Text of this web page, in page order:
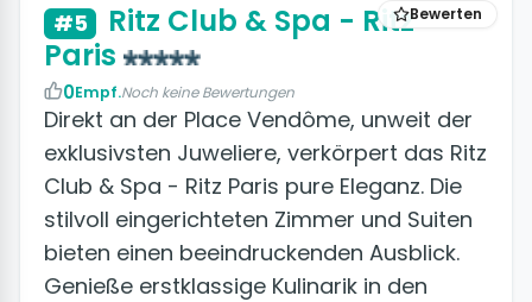
Bewerten
#5
Ritz Club & Spa - Ritz
Paris
0Empf.Noch keine Bewertungen
Direkt an der Place Vendôme, unweit der
exklusivsten Juweliere, verkörpert das Ritz
Club & Spa - Ritz Paris pure Eleganz. Die
stilvoll eingerichteten Zimmer und Suiten
bieten einen beeindruckenden Ausblick.
Genieße erstklassige Kulinarik in den